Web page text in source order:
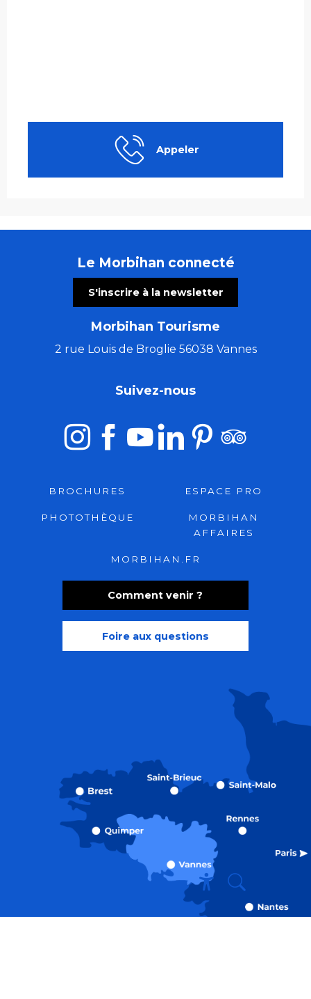
Recherche
Appeler
Le Morbihan connecté
S'inscrire à la newsletter
Morbihan Tourisme
2 rue Louis de Broglie 56038 Vannes
Comment venir ?
Foire aux questions
Suivez-nous
BROCHURES ESPACE PRO
PHOTOTHÈQUE
MORBIHAN
AFFAIRES
MORBIHAN.FR